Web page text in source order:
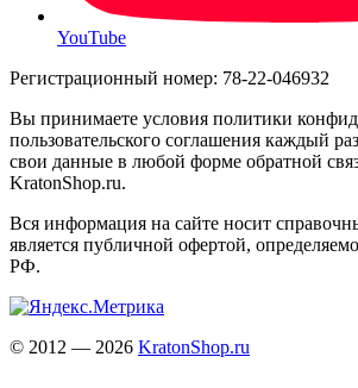
YouTube
Регистрационный номер: 78-22-046932
Вы принимаете условия политики
пользовательского соглашения каждый
свои данные в любой форме обратной
KratonShop.ru.
Вся информация на сайте носит
является публичной офертой,
РФ.
© 2012 — 2026 KratonShop.ru